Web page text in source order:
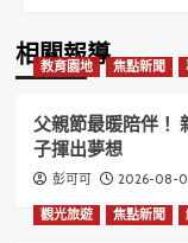
相關報導
教育園地 焦點新聞
父親節最暖陪伴！
子揮出夢想
彭可可 2026-08-
觀光旅遊 焦點新聞